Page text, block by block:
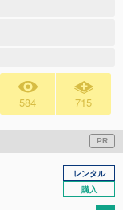
584 715
PR
レンタル
購入